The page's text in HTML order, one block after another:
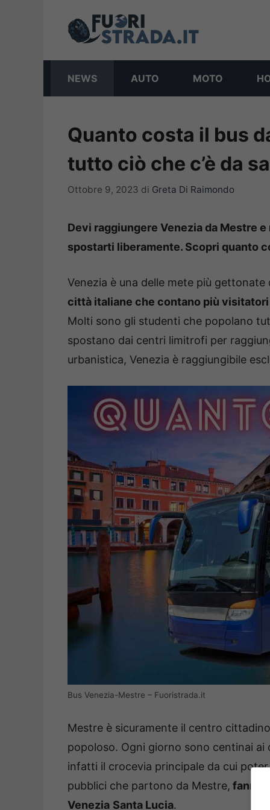
NEWS AUTO MOTO
Quanto costa il bus
tutto ciò che c’è da
Ottobre 9, 2023 di Greta Di Raimondo
Devi raggiungere Venezia da Mestre
spostarti liberamente. Scopri quanto
Venezia è una delle mete più
città italiane che contano più visitatori
Molti sono gli studenti che popolano
spostano dai centri limitrofi per
urbanistica, Venezia è raggiungibile
Bus Venezia-Mestre – Fuoristrada.it
Mestre è sicuramente il centro
popoloso. Ogni giorno sono centinai
infatti il crocevia principale da cui
pubblici che partono da Mestre, fanno
Venezia Santa Lucia.